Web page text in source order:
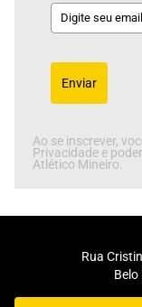
Enviar
Ao se inscrever,
Privacidade e
Atlético Mineiro.
Rua
Belo